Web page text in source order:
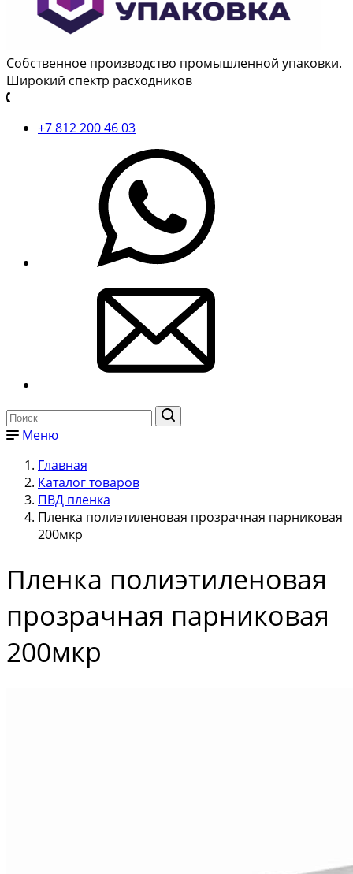
Собственное производство промышленной упаковки.
Широкий спектр расходников
+7 812 200 46 03
Меню
Главная
Каталог товаров
ПВД пленка
Пленка полиэтиленовая прозрачная парниковая
200мкр
Пленка полиэтиленовая
прозрачная парниковая
200мкр